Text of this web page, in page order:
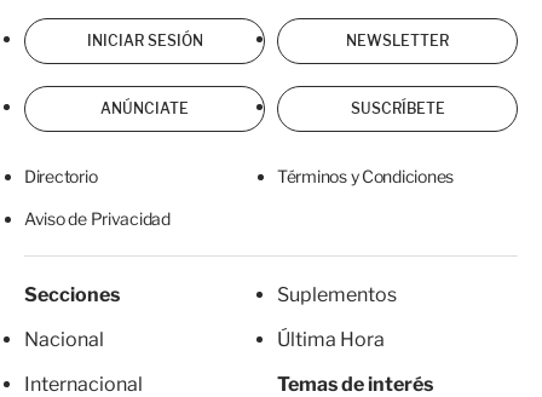
INICIAR SESIÓN NEWSLETTER
ANÚNCIATE SUSCRÍBETE
Directorio Términos y Condiciones
Aviso de Privacidad
Secciones
Nacional
Internacional
Suplementos
Última Hora
Temas de interés